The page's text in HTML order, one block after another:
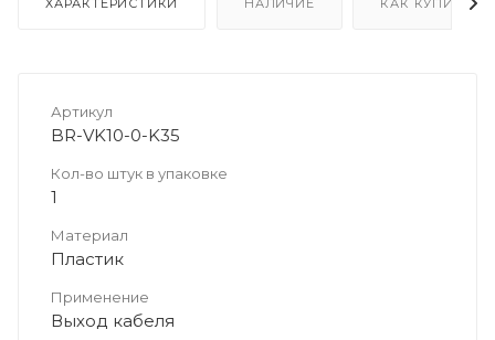
Артикул
BR-VK10-0-K35
Кол-во штук в упаковке
1
Материал
Пластик
Применение
Выход кабеля